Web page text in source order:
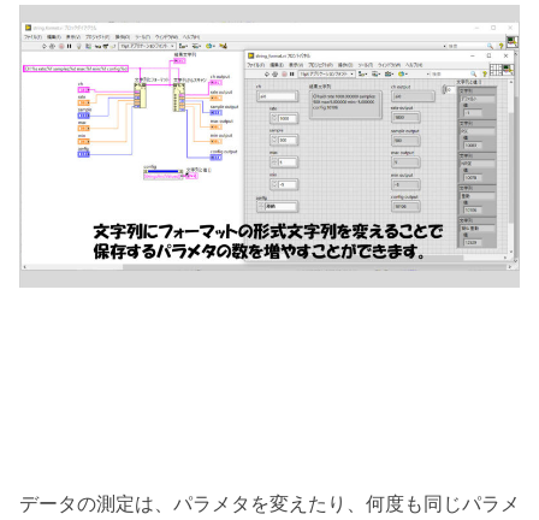
データの測定は、パラメタを変えたり、何度も同じパラメ